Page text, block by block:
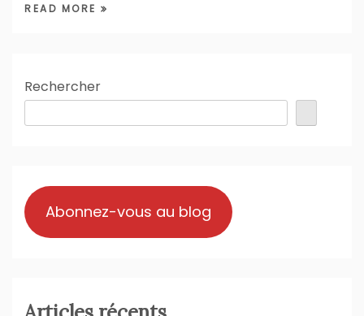
READ MORE
Rechercher
Abonnez-vous au blog